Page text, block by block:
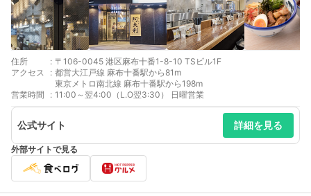
住所 : 〒106-0045 港区麻布十番1-8-10 TSビル1F
アクセス
: 都営大江戸線 麻布十番駅から81m
東京メトロ南北線 麻布十番駅から198m
営業時間
: 11:00～翌4:00（L.O翌3:30） 日曜営業
公式サイト 詳細を見る
外部サイトで見る